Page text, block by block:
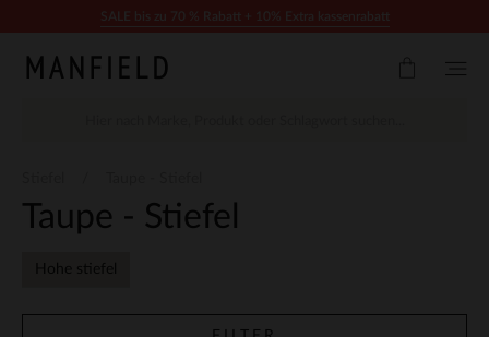
Taupe - Stiefel
Hohe stiefel